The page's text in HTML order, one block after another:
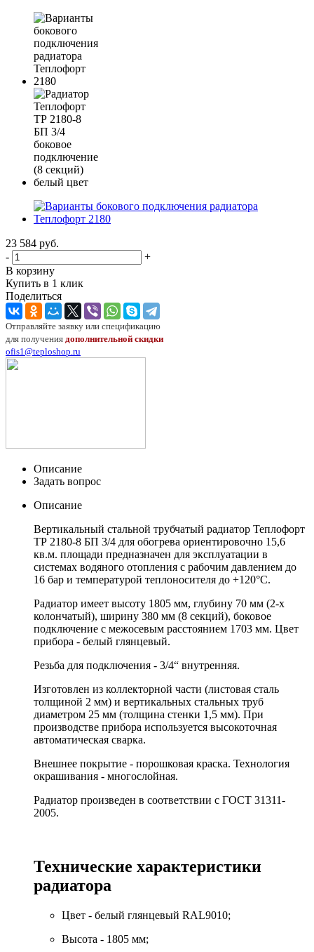
23 584 руб.
-
+
В корзину
Купить в 1 клик
Поделиться
Отправляйте заявку или спецификацию
для получения дополнительной скидки
ofis1@teploshop.ru
Описание
Задать вопрос
Описание
Вертикальный стальной трубчатый радиатор Теплофорт
ТР 2180-8 БП 3/4 для обогрева ориентировочно 15,6
кв.м. площади предназначен для эксплуатации в
системах водяного отопления с рабочим давлением до
16 бар и температурой теплоносителя до +120°C.
Радиатор имеет высоту 1805 мм, глубину 70 мм (2-х
колончатый), ширину 380 мм (8 секций), боковое
подключение с межосевым расстоянием 1703 мм. Цвет
прибора - белый глянцевый.
Резьба для подключения - 3/4“ внутренняя.
Изготовлен из коллекторной части (листовая сталь
толщиной 2 мм) и вертикальных стальных труб
диаметром 25 мм (толщина стенки 1,5 мм). При
производстве прибора используется высокоточная
автоматическая сварка.
Внешнее покрытие - порошковая краска. Технология
окрашивания - многослойная.
Радиатор произведен в соответствии с ГОСТ 31311-
2005.
Технические характеристики
радиатора
Цвет - белый глянцевый RAL9010;
Высота - 1805 мм;